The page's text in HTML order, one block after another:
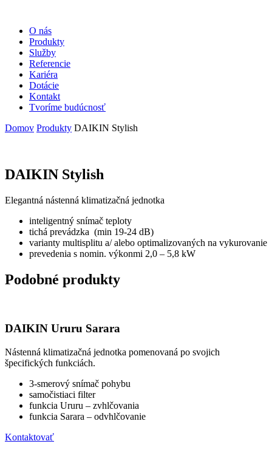
O nás
Produkty
Služby
Referencie
Kariéra
Dotácie
Kontakt
Tvoríme budúcnosť
Domov Produkty DAIKIN Stylish
DAIKIN Stylish
Elegantná nástenná klimatizačná jednotka
inteligentný snímač teploty
tichá prevádzka (min 19-24 dB)
varianty multisplitu a/ alebo optimalizovaných na vykurovanie
prevedenia s nomin. výkonmi 2,0 – 5,8 kW
Podobné produkty
DAIKIN Ururu Sarara
Nástenná klimatizačná jednotka pomenovaná po svojich
špecifických funkciách.
3-smerový snímač pohybu
samočistiaci filter
funkcia Ururu – zvhlčovania
funkcia Sarara – odvhlčovanie
Kontaktovať